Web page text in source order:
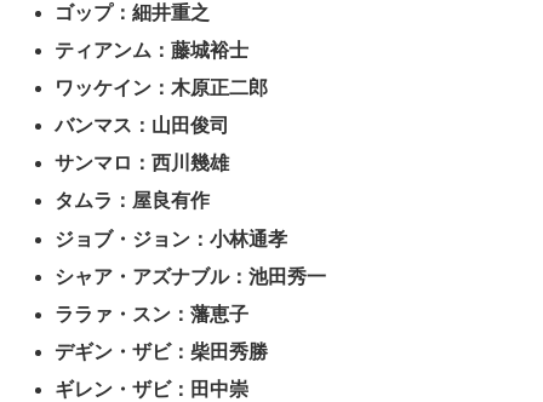
ゴップ：細井重之
ティアンム：藤城裕士
ワッケイン：木原正二郎
バンマス：山田俊司
サンマロ：西川幾雄
タムラ：屋良有作
ジョブ・ジョン：小林通孝
シャア・アズナブル：池田秀一
ララァ・スン：藩恵子
デギン・ザビ：柴田秀勝
ギレン・ザビ：田中崇